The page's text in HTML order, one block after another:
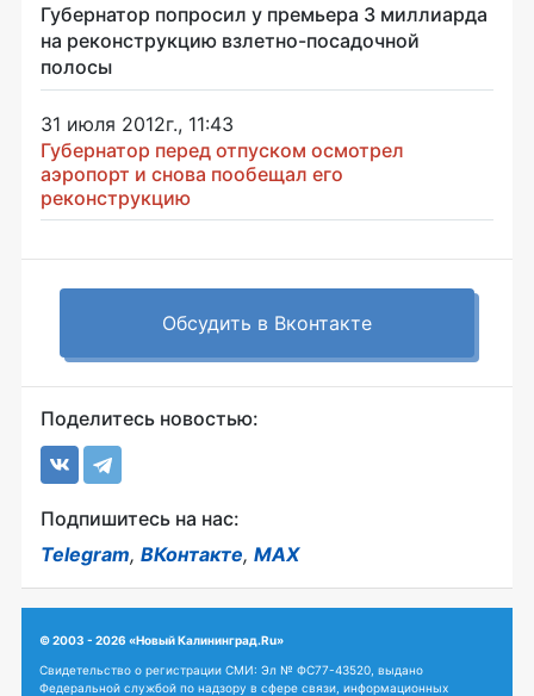
Губернатор попросил у премьера 3 миллиарда
на реконструкцию взлетно-посадочной
полосы
31 июля 2012г., 11:43
Губернатор перед отпуском осмотрел
аэропорт и снова пообещал его
реконструкцию
Обсудить в Вконтакте
Поделитесь новостью:
Подпишитесь на нас:
Telegram, ВКонтакте, MAX
© 2003 - 2026 «Новый Калининград.Ru»
Свидетельство о регистрации СМИ: Эл № ФС77-43520, выдано
Федеральной службой по надзору в сфере связи, информационных